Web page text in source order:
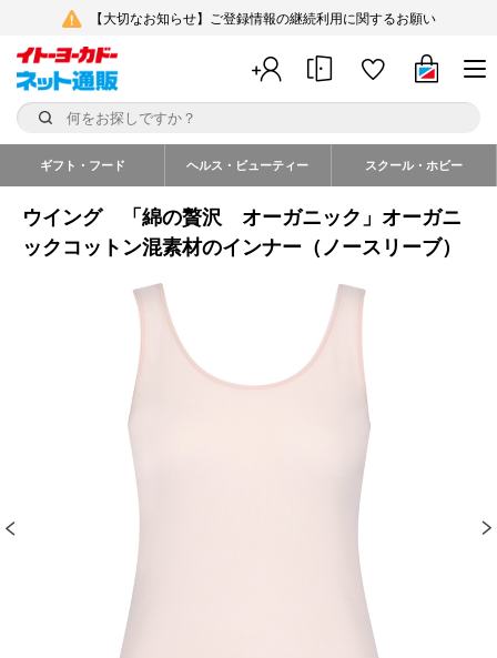
【大切なお知らせ】ご登録情報の継続利用に関するお願い
ギフト・フード ヘルス・ビューティー スクール・ホビー
ウイング 「綿の贅沢 オーガニック」オーガニ
ックコットン混素材のインナー（ノースリーブ）